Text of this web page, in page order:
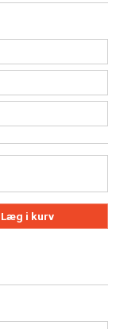
Læg i kurv